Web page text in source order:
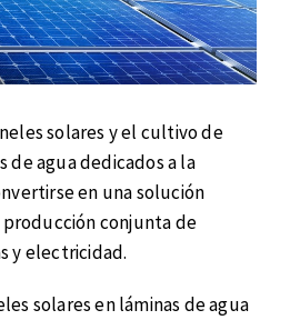
solares y el cultivo de
de agua dedicados a la
en una solución
conjunta de
y electricidad.
solares en láminas de agua